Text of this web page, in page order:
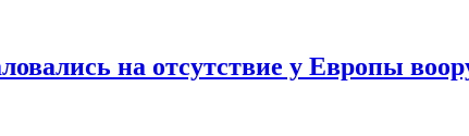
на отсутствие у Европы